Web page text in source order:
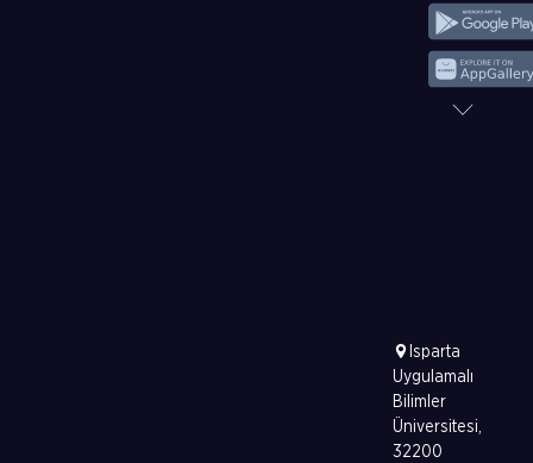
Isparta
Uygulamalı
Bilimler
Üniversitesi,
32200